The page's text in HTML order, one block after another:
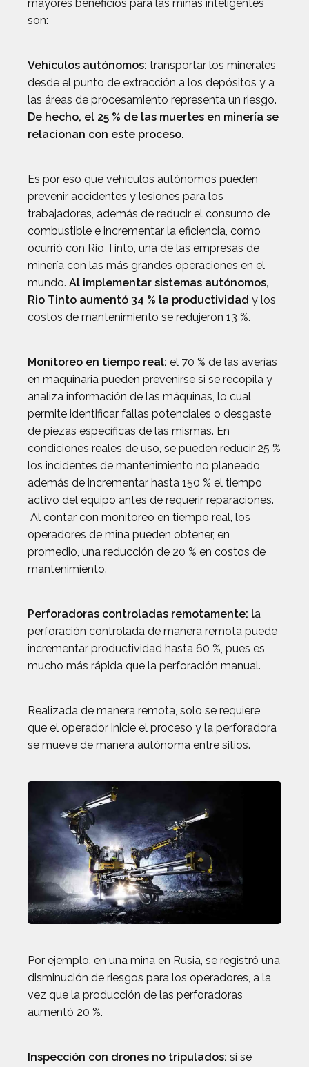
mayores beneficios para las minas inteligentes
son:
Vehículos autónomos: transportar los minerales
desde el punto de extracción a los depósitos y a
las áreas de procesamiento representa un riesgo.
De hecho, el 25 % de las muertes en minería se
relacionan con este proceso.
Es por eso que vehículos autónomos pueden
prevenir accidentes y lesiones para los
trabajadores, además de reducir el consumo de
combustible e incrementar la eficiencia, como
ocurrió con Rio Tinto, una de las empresas de
minería con las más grandes operaciones en el
mundo. Al implementar sistemas autónomos,
Rio Tinto aumentó 34 % la productividad y los
costos de mantenimiento se redujeron 13 %.
Monitoreo en tiempo real: el 70 % de las averías
en maquinaria pueden prevenirse si se recopila y
analiza información de las máquinas, lo cual
permite identificar fallas potenciales o desgaste
de piezas específicas de las mismas. En
condiciones reales de uso, se pueden reducir 25 %
los incidentes de mantenimiento no planeado,
además de incrementar hasta 150 % el tiempo
activo del equipo antes de requerir reparaciones.
Al contar con monitoreo en tiempo real, los
operadores de mina pueden obtener, en
promedio, una reducción de 20 % en costos de
mantenimiento.
Perforadoras controladas remotamente: la
perforación controlada de manera remota puede
incrementar productividad hasta 60 %, pues es
mucho más rápida que la perforación manual.
Realizada de manera remota, solo se requiere
que el operador inicie el proceso y la perforadora
se mueve de manera autónoma entre sitios.
Por ejemplo, en una mina en Rusia, se registró una
disminución de riesgos para los operadores, a la
vez que la producción de las perforadoras
aumentó 20 %.
Inspección con drones no tripulados: si se